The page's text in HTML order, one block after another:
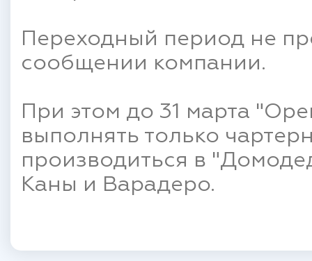
Переходный период не
сообщении компании.
При этом до 31 марта
выполнять только
производиться в
Каны и Варадеро.